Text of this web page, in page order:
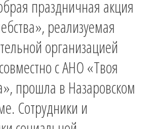
праздничная акция
реализуемая
организацией
с АНО «Твоя
прошла в Назаровском
Сотрудники и